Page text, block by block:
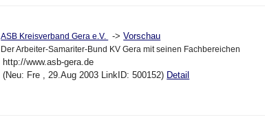
ASB Kreisverband Gera e.V. ->Vorschau
Der Arbeiter-Samariter-Bund KV Gera mit seinen Fachbereichen
http://www.asb-gera.de
(Neu: Fre , 29.Aug 2003 LinkID: 500152) Detail